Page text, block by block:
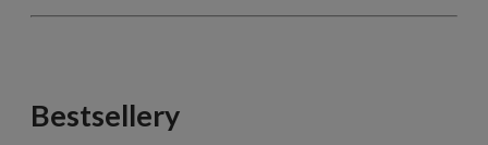
Bestsellery